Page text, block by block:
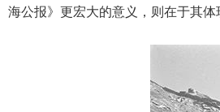
海公报》更宏大的意义，则在于其